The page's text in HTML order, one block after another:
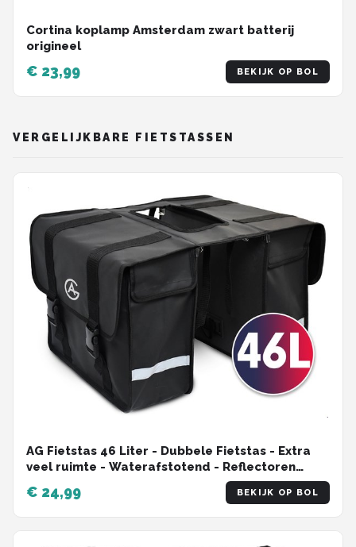
Cortina koplamp Amsterdam zwart batterij
origineel
€ 23,99 BEKIJK OP BOL
VERGELIJKBARE FIETSTASSEN
AG Fietstas 46 Liter - Dubbele Fietstas - Extra
veel ruimte - Waterafstotend - Reflectoren
fietstassen - electrische fietsen - Zwart - dubbel
€ 24,99 BEKIJK OP BOL